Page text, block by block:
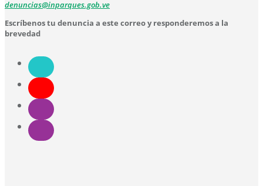
denuncias@inparques.gob.ve
Escríbenos tu denuncia a este correo y responderemos a la
brevedad